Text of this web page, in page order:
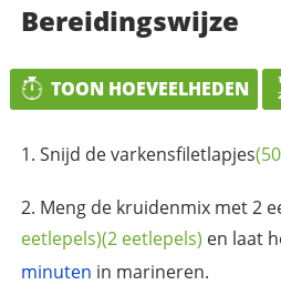
Bereidingswijze
TOON HOEVEELHEDEN
Snijd devarkensfiletlapjes
Meng de kruidenmix met 2
eetlepels)(2 eetlepels) en laat
minuten in marineren.